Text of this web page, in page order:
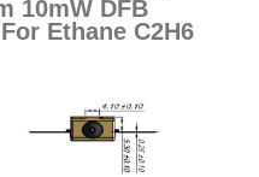
10mW DFB
Ethane C2H6